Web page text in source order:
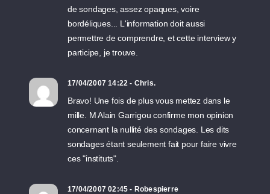
de sondages, assez opaques, voire
bordéliques... L'information doit aussi
permettre de comprendre, et cette interview y
participe, je trouve.
17/04/2007 14:22 - Chris.
Bravo! Une fois de plus vous mettez dans le
mille. M Alain Garrigou confirme mon opinion
concernant la nullité des sondages. Les dits
sondages étant seulement fait pour faire vivre
ces "instituts".
17/04/2007 02:45 - Robespierre